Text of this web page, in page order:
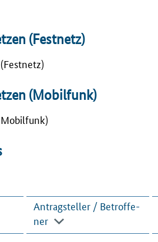
(Festnetz)
(Mobilfunk)
An­trag­stel­ler / Be­trof­fe­
ner